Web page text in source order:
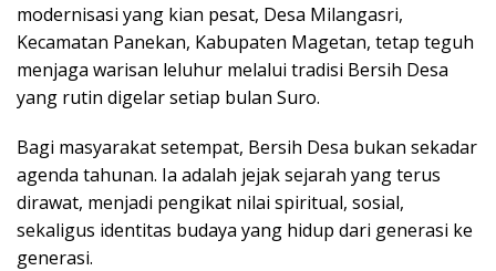
modernisasi yang kian pesat, Desa Milangasri,
Kecamatan Panekan, Kabupaten Magetan, tetap teguh
menjaga warisan leluhur melalui tradisi Bersih Desa
yang rutin digelar setiap bulan Suro.
Bagi masyarakat setempat, Bersih Desa bukan sekadar
agenda tahunan. Ia adalah jejak sejarah yang terus
dirawat, menjadi pengikat nilai spiritual, sosial,
sekaligus identitas budaya yang hidup dari generasi ke
generasi.